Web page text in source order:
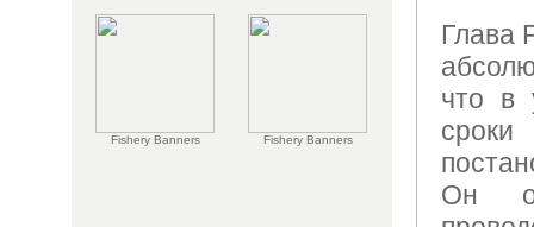
Fishery Banners Fishery Banners
Глава
что в
Он